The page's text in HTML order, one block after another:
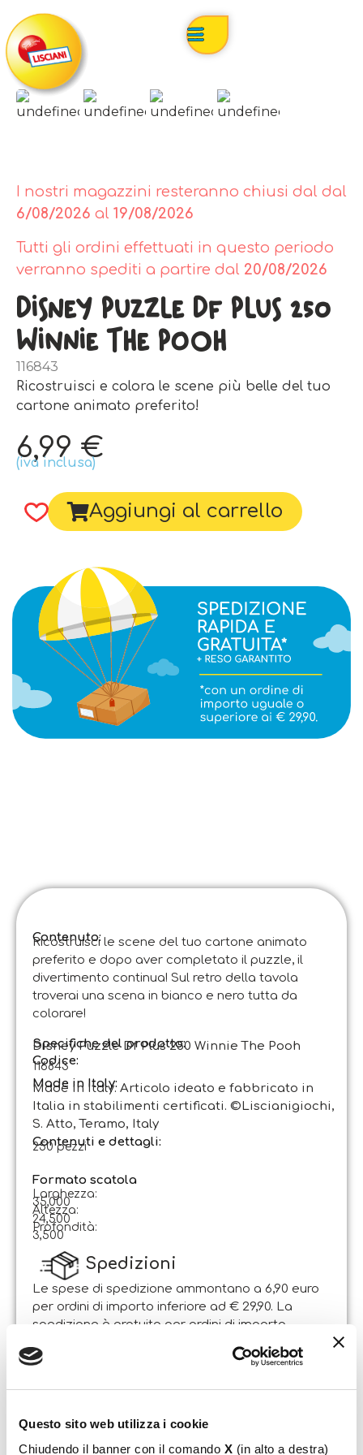
Questo sito web utilizza i cookie
Chiudendo il banner con il comando X (in alto a destra)
I nostri magazzini resteranno chiusi dal dal
6/08/2026 al 19/08/2026
Tutti gli ordini effettuati in questo periodo
verranno spediti a partire dal 20/08/2026
Disney Puzzle Df Plus 250
Winnie The Pooh
116843
Ricostruisci e colora le scene più belle del tuo
cartone animato preferito!
6,99 €
(iva inclusa)
Aggiungi al carrello
Contenuto:
Ricostruisci le scene del tuo cartone animato
preferito e dopo aver completato il puzzle, il
divertimento continua! Sul retro della tavola
troverai una scena in bianco e nero tutta da
colorare!
Specifiche del prodotto:
Disney Puzzle Df Plus 250 Winnie The Pooh
Codice:
116843
Made in Italy:
Made in Italy. Articolo ideato e fabbricato in
Italia in stabilimenti certificati. ©Liscianigiochi,
S. Atto, Teramo, Italy
Contenuti e dettagli:
250 pezzi
Formato scatola
Larghezza:
35,000
Altezza:
24,500
Profondità:
3,500
Spedizioni
Le spese di spedizione ammontano a 6,90 euro
per ordini di importo inferiore ad € 29,90. La
spedizione è gratuita per ordini di importo
dalla data di ricezione dell’ordine. Sabato e
Resi